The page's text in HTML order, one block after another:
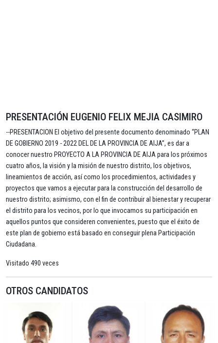
PRESENTACIÓN EUGENIO FELIX MEJIA CASIMIRO
--PRESENTACION El objetivo del presente documento denominado “PLAN
DE GOBIERNO 2019 - 2022 DEL DE LA PROVINCIA DE AIJA”, es dar a
conocer nuestro PROYECTO A LA PROVINCIA DE AIJA para los próximos
cuatro años, la visión y la misión de nuestro distrito, los objetivos,
lineamientos de acción, así como los procedimientos, actividades y
proyectos que vamos a ejecutar para la construcción del desarrollo de
nuestro distrito; asimismo, con el fin de contribuir al bienestar y recuperar
el distrito para los vecinos, por lo que invocamos su participación en
aquellos puntos que consideren convenientes, puesto que el éxito de
este plan de gobierno está basado en conseguir plena Participación
Ciudadana.
Visitado 490 veces
OTROS CANDIDATOS